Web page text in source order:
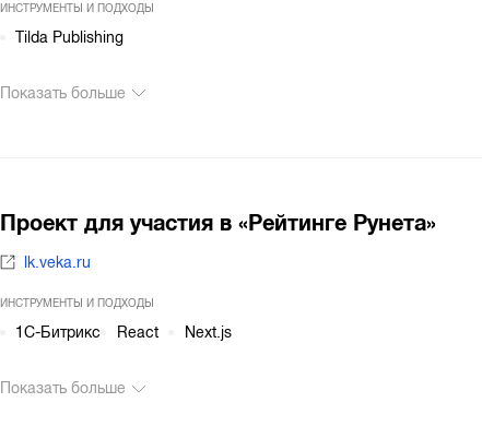
ИНСТРУМЕНТЫ И ПОДХОДЫ
Tilda Publishing
Показать больше
Проект для участия в «Рейтинге Рунета»
lk.veka.ru
ИНСТРУМЕНТЫ И ПОДХОДЫ
1С-Битрикс React Next.js
Показать больше